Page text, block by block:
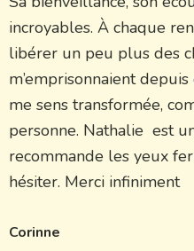
incroyables. À chaque
libérer un peu plus des
m’emprisonnaient
me sens transformée,
personne. Nathalie est
recommande les yeux
hésiter. Merci infiniment
Corinne